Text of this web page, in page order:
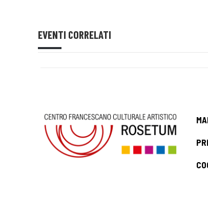
EVENTI CORRELATI